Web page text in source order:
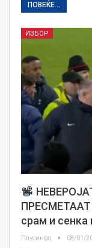
ПОВЕЌЕ...
ИЗБОР
ПРЕСМЕТААТ
срам и сенка
Плусинфо 08/01/